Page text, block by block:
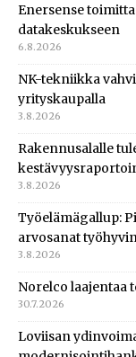
Enersense
datakeskukseen
6.8.2026
NK-tekniikka
yrityskaupalla
3.8.2026
Rakennusalalle
3.8.2026
Työelämägallup:
arvosanat
3.8.2026
Norelco laajentaa
30.7.2026
Loviisan